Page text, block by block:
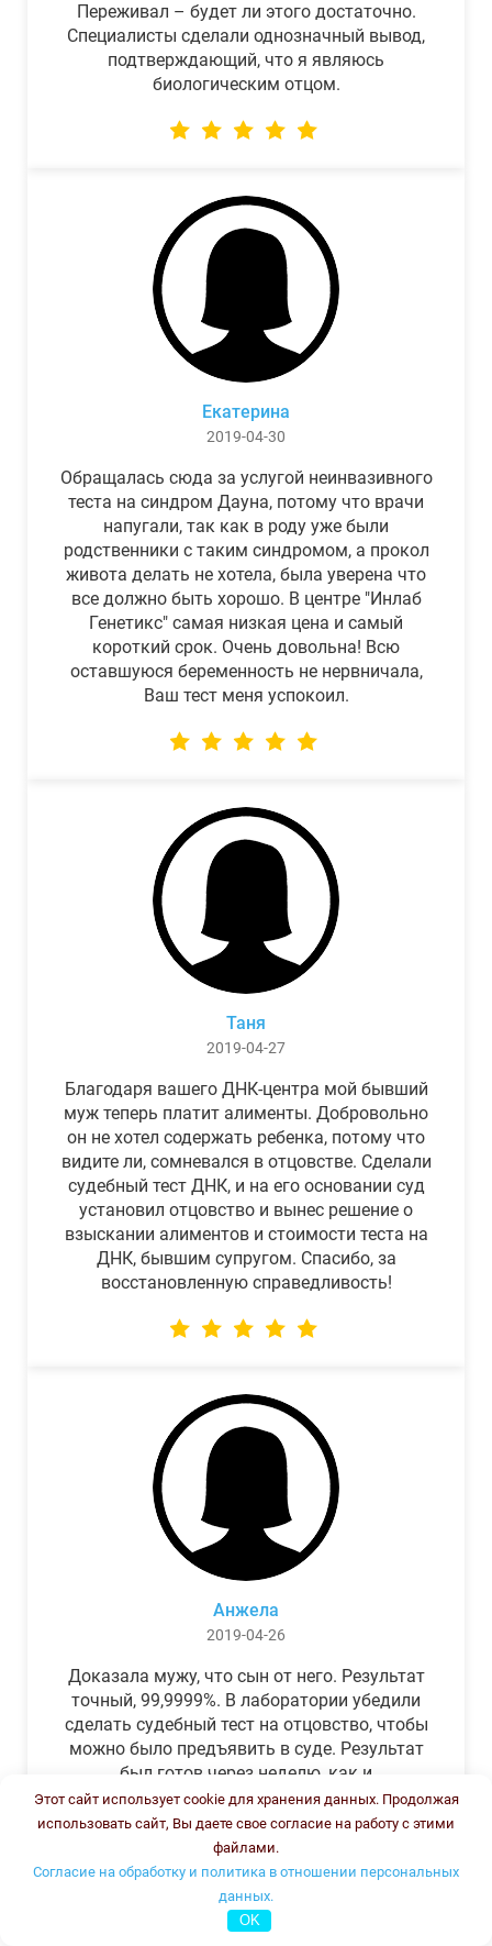
Переживал – будет ли этого достаточно.
Специалисты сделали однозначный вывод,
подтверждающий, что я являюсь
биологическим отцом.
Екатерина
2019-04-30
Обращалась сюда за услугой неинвазивного
теста на синдром Дауна, потому что врачи
напугали, так как в роду уже были
родственники с таким синдромом, а прокол
живота делать не хотела, была уверена что
все должно быть хорошо. В центре "Инлаб
Генетикс" самая низкая цена и самый
короткий срок. Очень довольна! Всю
оставшуюся беременность не нервничала,
Ваш тест меня успокоил.
Таня
2019-04-27
Благодаря вашего ДНК-центра мой бывший
муж теперь платит алименты. Добровольно
он не хотел содержать ребенка, потому что
видите ли, сомневался в отцовстве. Сделали
судебный тест ДНК, и на его основании суд
установил отцовство и вынес решение о
взыскании алиментов и стоимости теста на
ДНК, бывшим супругом. Спасибо, за
восстановленную справедливость!
Анжела
2019-04-26
Доказала мужу, что сын от него. Результат
точный, 99,9999%. В лаборатории убедили
сделать судебный тест на отцовство, чтобы
можно было предъявить в суде. Результат
был готов через неделю, как и
обещали.Теперь муж бегает и извиняется.
Этот сайт использует cookie для хранения данных. Продолжая
использовать сайт, Вы даете свое согласие на работу с этими
файлами.
Согласие на обработку и политика в отношении персональных
данных.
OK